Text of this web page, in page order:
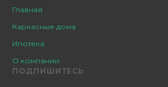
Главная
Каркасные дома
Ипотека
О компании
ПОДПИШИТЕСЬ